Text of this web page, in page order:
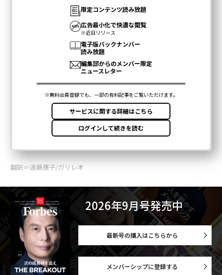
翻訳＝遠藤康子/ガリレオ
2026年9月号発売中
最新号の購入はこちらから
メンバーシップに登録する